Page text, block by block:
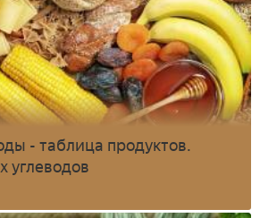
- таблица продуктов.
углеводов